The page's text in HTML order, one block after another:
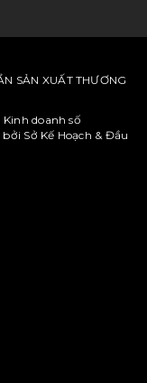
SẢN XUẤT THƯƠNG
doanh số
bởi Sở Kế Hoạch & Đầu